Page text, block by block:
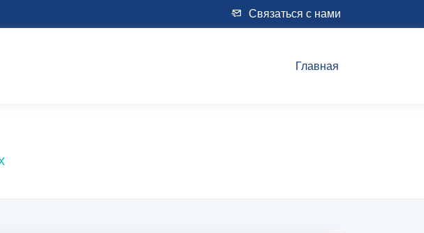
Связаться с нами
Главная